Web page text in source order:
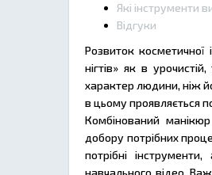
Які інструменти
Відгуки
Розвиток косметичної
нігтів» як в
характер людини, ніж
в цьому проявляється
Комбінований
добору потрібних
потрібні
навчального відео.